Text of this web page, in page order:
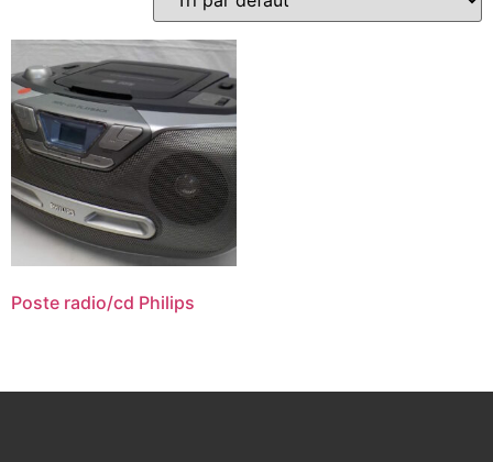
Poste radio/cd Philips